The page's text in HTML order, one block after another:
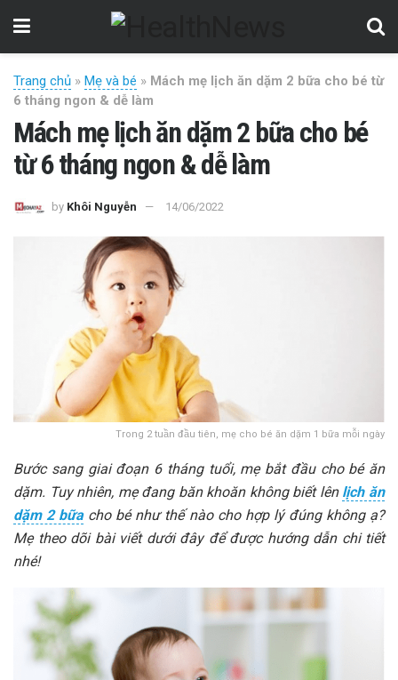
Trang chủ » Mẹ và bé » Mách mẹ lịch ăn dặm 2 bữa cho bé từ
6 tháng ngon & dễ làm
Mách mẹ lịch ăn dặm 2 bữa cho bé
từ 6 tháng ngon & dễ làm
by Khôi Nguyễn 14/06/2022
Trong 2 tuần đầu tiên, mẹ cho bé ăn dặm 1 bữa mỗi ngày
Bước sang giai đoạn 6 tháng tuổi, mẹ bắt đầu cho bé ăn
dặm. Tuy nhiên, mẹ đang băn khoăn không biết lên lịch ăn
dặm 2 bữacho bé như thế nào cho hợp lý đúng không ạ?
Mẹ theo dõi bài viết dưới đây để được hướng dẫn chi tiết
nhé!